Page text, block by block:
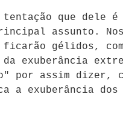
tentação que
assunto.
gélidos,
exuberância
assim dizer,
a exuberância dos